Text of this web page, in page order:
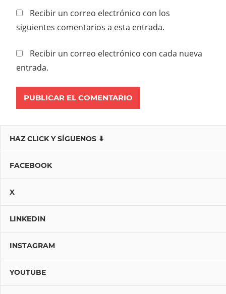
Recibir un correo electrónico con los
siguientes comentarios a esta entrada.
Recibir un correo electrónico con cada nueva
entrada.
HAZ CLICK Y SÍGUENOS ⬇
FACEBOOK
X
LINKEDIN
INSTAGRAM
YOUTUBE